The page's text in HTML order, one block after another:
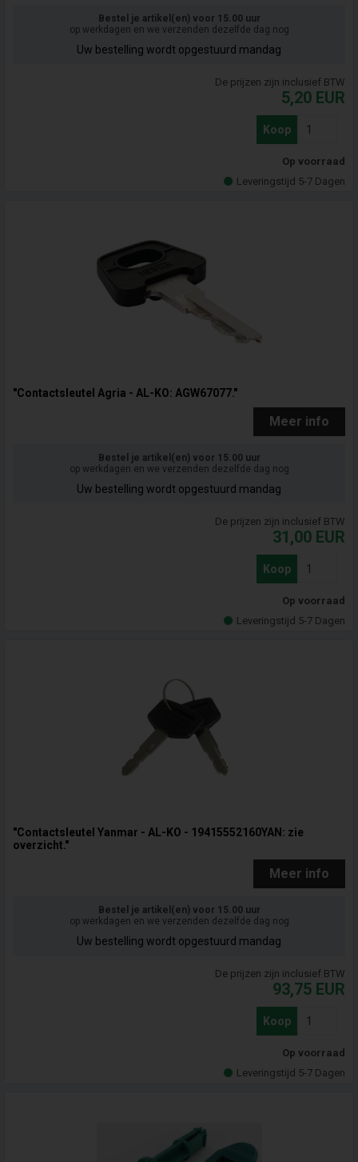
Bestel je artikel(en) voor 15.00 uur
op werkdagen en we verzenden dezelfde dag nog
Uw bestelling wordt opgestuurd mandag
De prijzen zijn inclusief BTW
5,20 EUR
Koop
Op voorraad
Leveringstijd 5-7 Dagen
"Contactsleutel Agria - AL-KO: AGW67077."
Meer info
Bestel je artikel(en) voor 15.00 uur
op werkdagen en we verzenden dezelfde dag nog
Uw bestelling wordt opgestuurd mandag
De prijzen zijn inclusief BTW
31,00 EUR
Koop
Op voorraad
Leveringstijd 5-7 Dagen
"Contactsleutel Yanmar - AL-KO - 19415552160YAN: zie
overzicht."
Meer info
Bestel je artikel(en) voor 15.00 uur
op werkdagen en we verzenden dezelfde dag nog
Uw bestelling wordt opgestuurd mandag
De prijzen zijn inclusief BTW
93,75 EUR
Koop
Op voorraad
Leveringstijd 5-7 Dagen